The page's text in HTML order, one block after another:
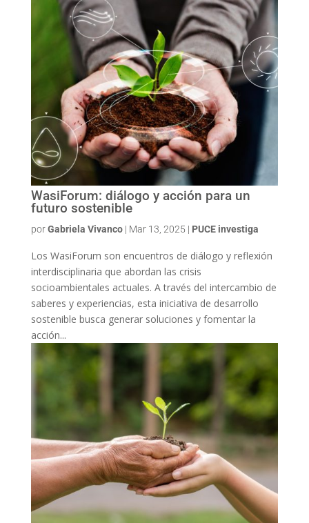
WasiForum: diálogo y acción para un
futuro sostenible
porGabriela Vivanco| Mar 13, 2025 | PUCE investiga
Los WasiForum son encuentros de diálogo y reflexión
interdisciplinaria que abordan las crisis
socioambientales actuales. A través del intercambio de
saberes y experiencias, esta iniciativa de desarrollo
sostenible busca generar soluciones y fomentar la
acción...